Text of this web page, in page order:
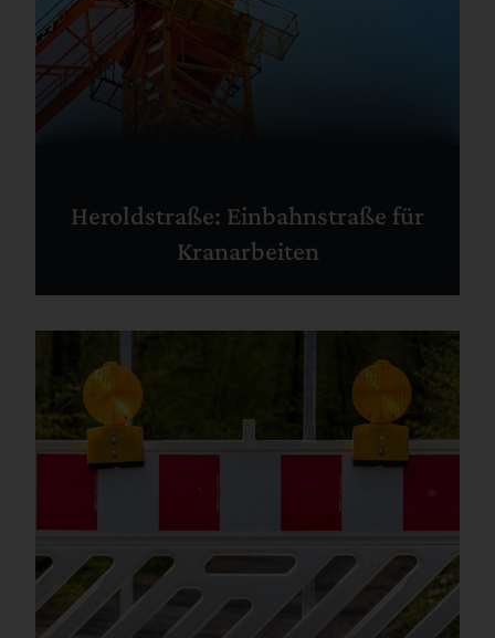
Heroldstraße: Einbahnstraße für
Kranarbeiten